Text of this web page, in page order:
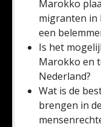
Marokko
migranten in
een
Is het
Marokko en
Nederland?
Wat is de
brengen in